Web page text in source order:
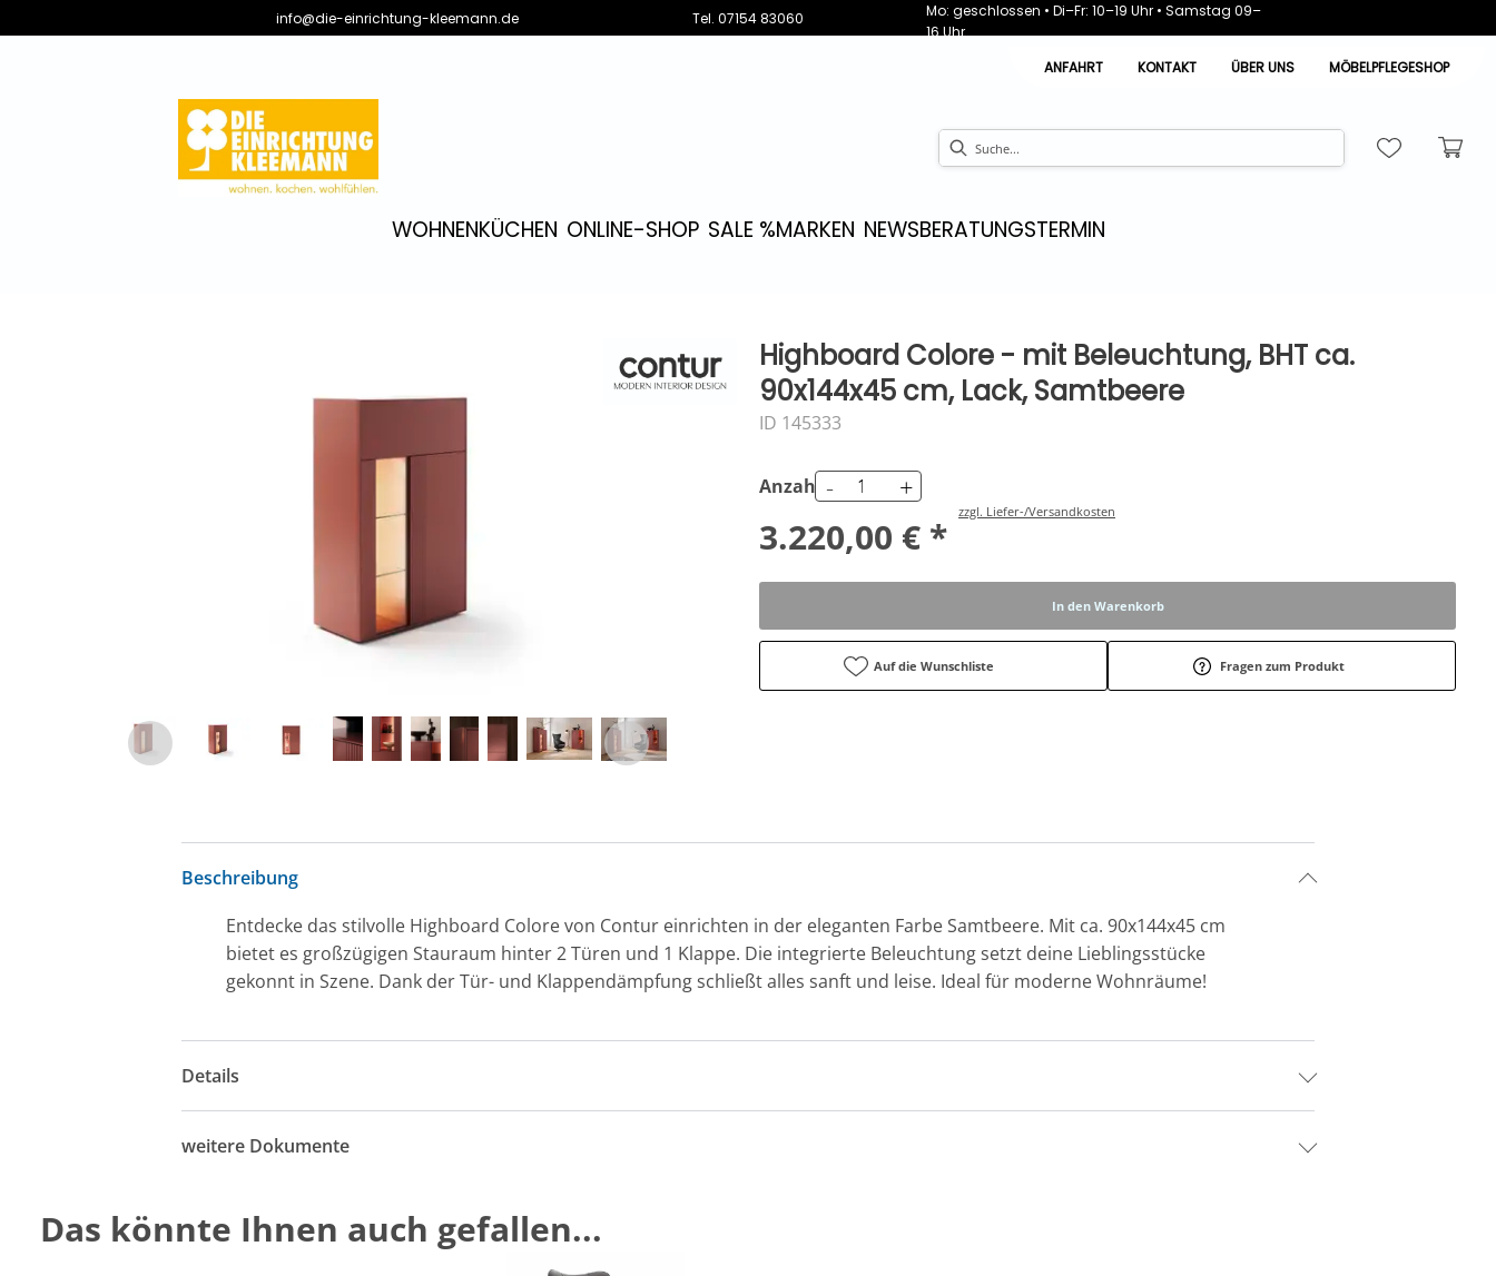
info@die-einrichtung-kleemann.de Tel. 07154 83060
Mo: geschlossen • Di–Fr: 10–19 Uhr • Samstag 09–
16 Uhr
ANFAHRT
KONTAKT ÜBER UNS MÖBELPFLEGESHOP
WOHNENKÜCHEN ONLINE-SHOP SALE %MARKEN NEWSBERATUNGSTERMIN
Highboard Colore - mit Beleuchtung, BHT ca.
90x144x45 cm, Lack, Samtbeere
ID 145333
Anzahl - +
3.220,00 € *
zzgl. Liefer-/Versandkosten
In den Warenkorb
Auf die Wunschliste Fragen zum Produkt
Beschreibung
Entdecke das stilvolle Highboard Colore von Contur einrichten in der eleganten Farbe Samtbeere. Mit ca. 90x144x45 cm
bietet es großzügigen Stauraum hinter 2 Türen und 1 Klappe. Die integrierte Beleuchtung setzt deine Lieblingsstücke
gekonnt in Szene. Dank der Tür- und Klappendämpfung schließt alles sanft und leise. Ideal für moderne Wohnräume!
Details
weitere Dokumente
Das könnte Ihnen auch gefallen...